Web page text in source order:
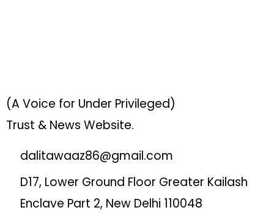
(A Voice for Under Privileged)
Trust & News Website.
dalitawaaz86@gmail.com
D17, Lower Ground Floor Greater Kailash
Enclave Part 2, New Delhi 110048